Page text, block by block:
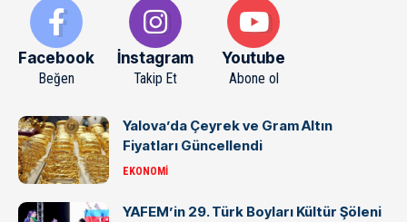
Facebook
Beğen
İnstagram
Takip Et
Youtube
Abone ol
Yalova’da Çeyrek ve Gram Altın
Fiyatları Güncellendi
EKONOMI
YAFEM’in 29. Türk Boyları Kültür Şöleni